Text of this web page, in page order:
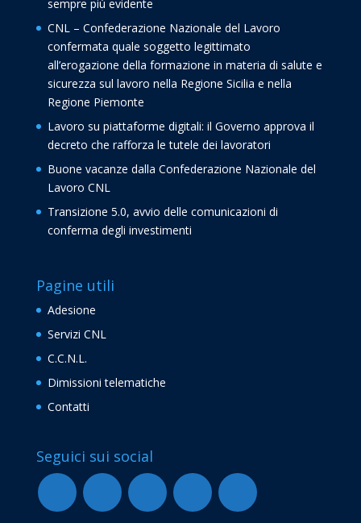
sempre più evidente
CNL – Confederazione Nazionale del Lavoro
confermata quale soggetto legittimato
all’erogazione della formazione in materia di salute e
sicurezza sul lavoro nella Regione Sicilia e nella
Regione Piemonte
Lavoro su piattaforme digitali: il Governo approva il
decreto che rafforza le tutele dei lavoratori
Buone vacanze dalla Confederazione Nazionale del
Lavoro CNL
Transizione 5.0, avvio delle comunicazioni di
conferma degli investimenti
Pagine utili
Adesione
Servizi CNL
C.C.N.L.
Dimissioni telematiche
Contatti
Seguici sui social